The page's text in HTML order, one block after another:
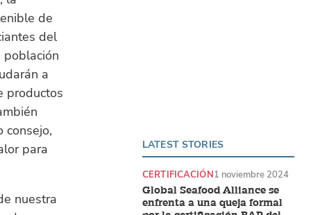
de
del
a
productos
consejo,
para
nuestra
LATEST STORIES
Global Seafood Alliance se
enfrenta a una queja formal
CERTIFICACIÓN1 noviembre 2024